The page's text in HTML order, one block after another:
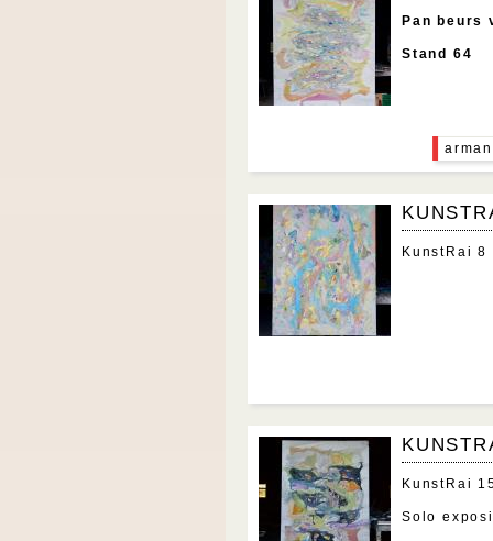
Pan beurs
Stand 64
KunstRai
KunstRai
Solo